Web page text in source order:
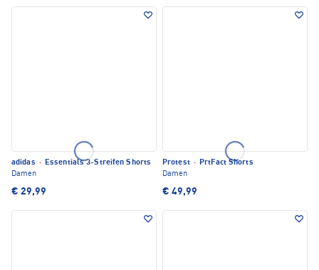
adidas · Essentials 3-Streifen Shorts
Damen
€ 29,99
Protest · PrtFact Shorts
Damen
€ 49,99